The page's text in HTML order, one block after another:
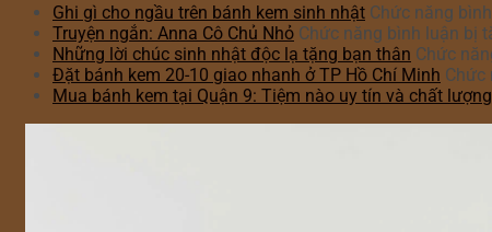
Ghi gì cho ngầu trên bánh kem sinh nhật Chức năng
Truyện ngắn: Anna Cô Chủ Nhỏ Chức năng bình luận bị
Những lời chúc sinh nhật độc lạ tặng bạn thân Chức
Đặt bánh kem 20-10 giao nhanh ở TP Hồ Chí Minh Chức
Mua bánh kem tại Quận 9: Tiệm nào uy tín và chất